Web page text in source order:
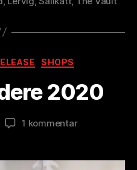
KategorierSHOPS
2020
Innleggsforfatter
A
B
r
w
o
1 kommentartil